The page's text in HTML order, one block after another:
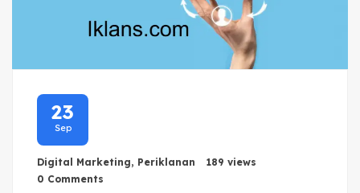
23
Sep
Digital Marketing, Periklanan
189 views
0 Comments